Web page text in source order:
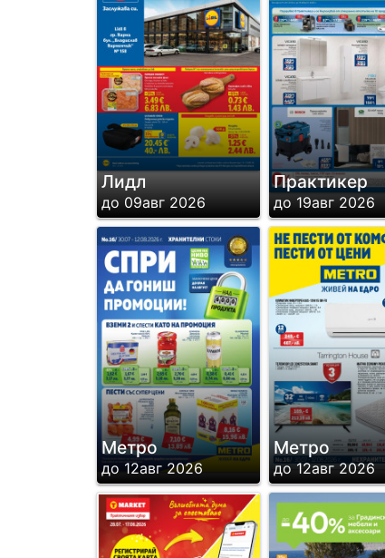
Лидл
до 09авг 2026
Практикер
до 19авг 2026
Метро
до 12авг 2026
Метро
до 12авг 2026